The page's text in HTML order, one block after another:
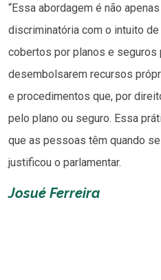
“Essa abordagem é não
discriminatória com o intuito
cobertos por planos e seguros
desembolsarem recursos
e procedimentos que, por
pelo plano ou seguro. Essa
que as pessoas têm quando
justificou o parlamentar.
Josué Ferreira